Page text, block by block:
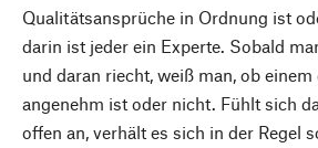
Qualitätsansprüche in Ordnung ist
darin ist jeder ein Experte. Sobald
und daran riecht, weiß man, ob
angenehm ist oder nicht. Fühlt sich
offen an, verhält es sich in der Regel